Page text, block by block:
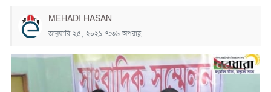
MEHADI HASAN
জানুয়ারি ২৫, ২০২১ ৭:৩৬ অপরাহ্ণ